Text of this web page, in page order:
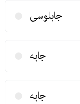
جابلوسی
جابه
جابه